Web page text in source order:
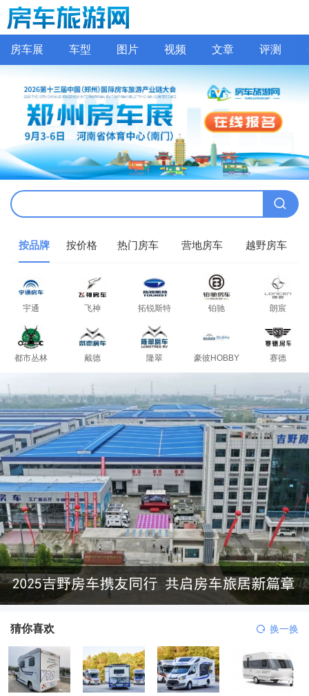
房车展 车型 图片 视频 文章 评测
按品牌 按价格 热门房车 营地房车 越野房车
宇通 飞神 拓锐斯特 铂驰 朗宸
都市丛林 戴德 隆翠 豪彼HOBBY 赛德
猜你喜欢 换一换